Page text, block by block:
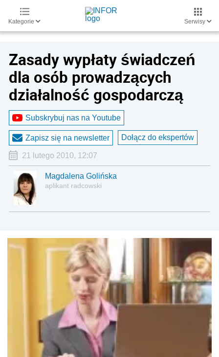
Kategorie Serwisy
Zasady wypłaty świadczeń
dla osób prowadzących
działalność gospodarczą
Subskrybuj nas na Youtube
Zapisz się na newsletter Dołącz do ekspertów
21 lutego 2010, 12:07
Magdalena Golińska
aplikant radcowski